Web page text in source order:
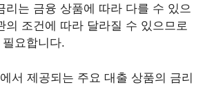
리는 금융 상품에 따라 다를 수 있으
의 조건에 따라 달라질 수 있으므로
요합니다.
서 제공되는 주요 대출 상품의 금리